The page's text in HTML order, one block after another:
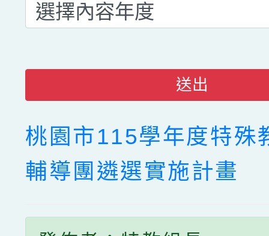
送出
桃園市115學年度特殊
輔導團遴選實施計畫